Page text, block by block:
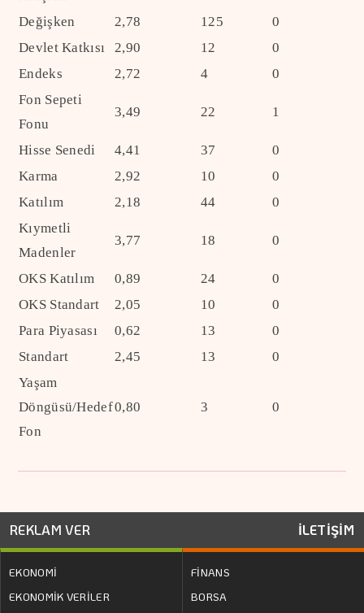
Değişken 2,78 125
0
Devlet Katkısı
2,90 12
0
Endeks
2,72 4
0
Fon Sepeti
Fonu
3,49 22 1
Hisse Senedi 4,41 37
0
Karma
2,92 10
0
Katılım
2,18 44
0
Kıymetli
Madenler
3,77 18 0
OKS Katılım 0,89 24
0
OKS Standart
2,05 10
0
Para Piyasası
0,62 13
0
Standart
2,45 13
0
Yaşam
Döngüsü/Hedef
Fon
0,80 3 0
REKLAM VER İLETİŞİM
EKONOMİ
EKONOMİK VERİLER
FİNANS
BORSA